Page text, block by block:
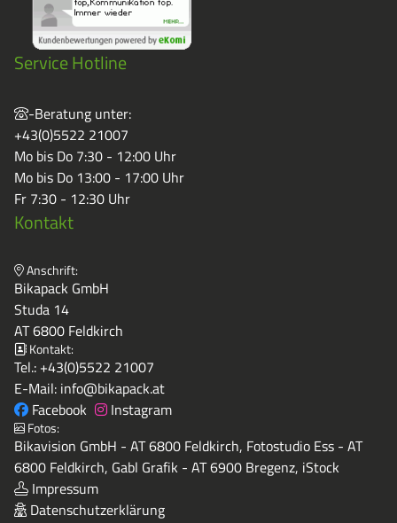
Service Hotline
-Beratung unter:
+43(0)5522 21007
Mo bis Do 7:30 - 12:00 Uhr
Mo bis Do 13:00 - 17:00 Uhr
Fr 7:30 - 12:30 Uhr
Kontakt
Anschrift:
Bikapack GmbH
Studa 14
AT 6800 Feldkirch
Kontakt:
Tel.: +43(0)5522 21007
E-Mail: info@bikapack.at
Facebook
Instagram
Fotos:
Bikavision GmbH - AT 6800 Feldkirch, Fotostudio Ess - AT
6800 Feldkirch, Gabl Grafik - AT 6900 Bregenz, iStock
Impressum
Datenschutzerklärung